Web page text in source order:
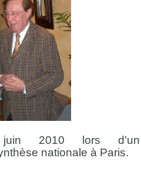
2010 lors d'un
nationale à Paris.